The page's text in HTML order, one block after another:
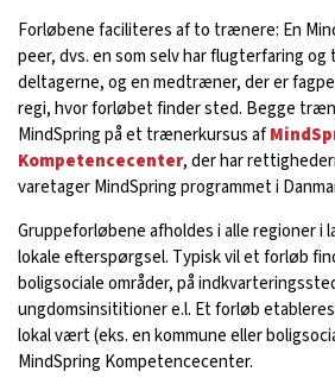
Forløbene faciliteres af to trænere: En
peer, dvs. en som selv har flugterfaring og
deltagerne, og en medtræner, der er
regi, hvor forløbet finder sted. Begge
MindSpring på et trænerkursus af
Kompetencecenter, der har
varetager MindSpring programmet i
Gruppeforløbene afholdes i alle regioner i
lokale efterspørgsel. Typisk vil et forløb
boligsociale områder, på
ungdomsinsititioner e.l. Et forløb
lokal vært (eks. en kommune eller
MindSpring Kompetencecenter.